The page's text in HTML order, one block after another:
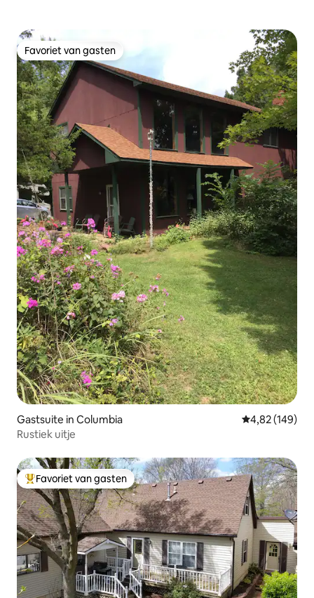
Favoriet van gasten
Favoriet van gasten
Gastsuite in Columbia Gemiddelde
4,82 (149)
Rustiek uitje
Topfavoriet van gasten
Favoriet van gasten